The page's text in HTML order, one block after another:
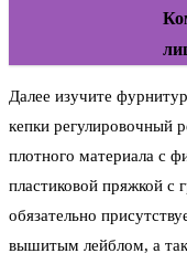
Далее изучите
кепки регулировочный
плотного материала с
пластиковой пряжкой с
обязательно
вышитым лейблом, а